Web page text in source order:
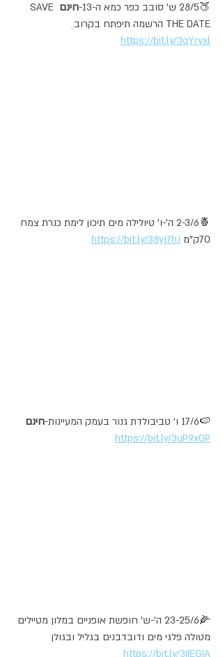
🍑28/5 ש' סובב כפר כמא ה-13- חינם SAVE
THE DATE הרשמה תיפתח בקרוב
https://bit.ly/3qYrvxl
🍍2-3/6 ה'-ו' טיולילה מים תיכון לימת כנרת צמח
70ק"מ
https://bit.ly/38yj7hJ
🍉17/6 ו' טביבולדת גנור בעמק המעיינות-
חינם
https://bit.ly/3uP9xOP
🌽23-25/6 ה'-ש' חופשת אופניים במלון מטיילים
מטולה פלגי מים ודובדבנים בגליל ובגולן
https://bit.ly/3IIEGIA